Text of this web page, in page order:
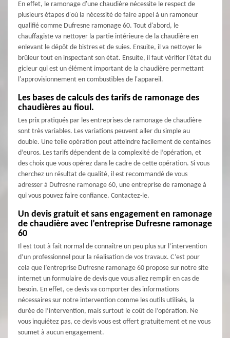
En effet, le ramonage d'une chaudière nécessite le respect de
plusieurs étapes d'où la nécessité de faire appel à un ramoneur
qualifié comme Dufresne ramonage 60. Tout d'abord, le
chauffagiste va nettoyer la partie intérieure de la chaudière en
enlevant le dépôt de bistres et de suies. Ensuite, il va nettoyer le
brûleur tout en inspectant son état. Ensuite, il faut vérifier l'état du
gicleur qui est un élément important de la chaudière permettant
l'approvisionnement en combustibles de l'appareil.
Les bases de calculs des tarifs de ramonage des
chaudières au fioul.
Les prix pratiqués par les entreprises de ramonage de chaudière
sont très variables. Les variations peuvent aller du simple au
double. Une telle opération peut atteindre facilement de centaines
d’euros. Les tarifs dépendent de la complexité de l’opération, et
des choix que vous opérez dans le cadre de cette opération. Si vous
cherchez un résultat de qualité, il est recommandé de vous
adresser à Dufresne ramonage 60, une entreprise de ramonage à
qui vous pouvez faire confiance. Contactez-le.
Un devis gratuit et sans engagement en ramonage
de chaudière avec l’entreprise Dufresne ramonage
60
Il est tout à fait normal de connaître un peu plus sur l’intervention
d’un professionnel pour la réalisation de vos travaux. C’est pour
cela que l’entreprise Dufresne ramonage 60 propose sur notre site
internet un formulaire de devis que vous allez remplir en cas de
besoin. En effet, ce devis va comporter des informations
nécessaires sur notre intervention comme les outils utilisés, la
durée de l’intervention, mais surtout le coût de l’opération. Ne
vous inquiétez pas, ce devis vous est offert gratuitement et ne vous
soumet à aucun engagement.